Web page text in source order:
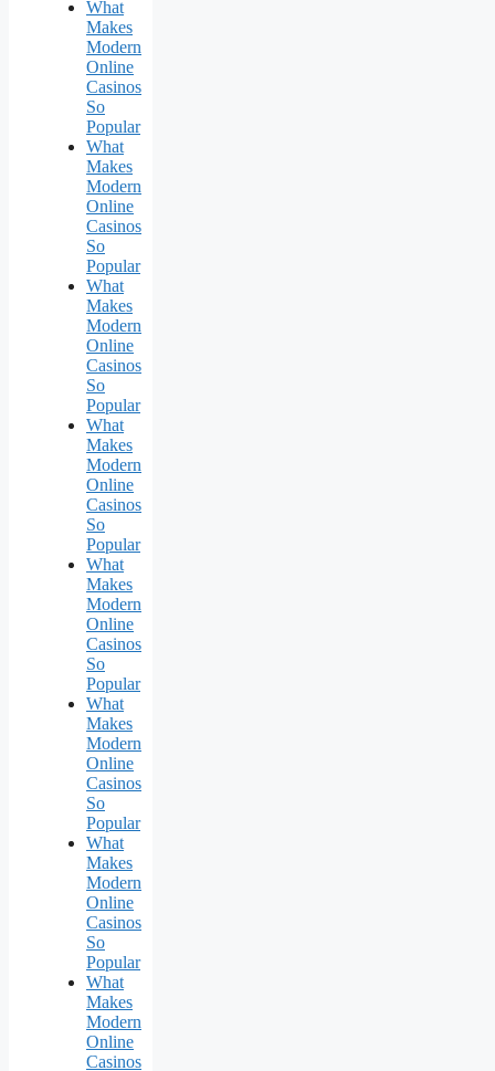
What
Makes
Modern
Online
Casinos
So
Popular
What
Makes
Modern
Online
Casinos
So
Popular
What
Makes
Modern
Online
Casinos
So
Popular
What
Makes
Modern
Online
Casinos
So
Popular
What
Makes
Modern
Online
Casinos
So
Popular
What
Makes
Modern
Online
Casinos
So
Popular
What
Makes
Modern
Online
Casinos
So
Popular
What
Makes
Modern
Online
Casinos